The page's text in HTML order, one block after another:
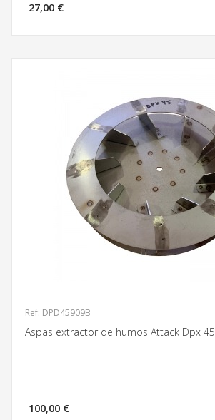
27,00 €
Ref: DPD45909B
Aspas extractor de humos Attack Dpx 45
100,00 €